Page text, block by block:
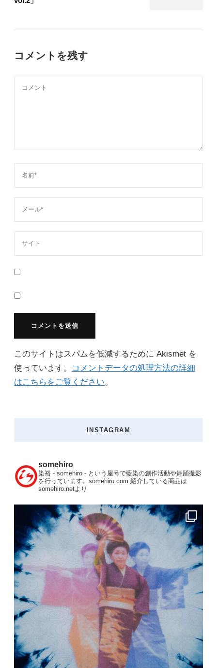
コメントを残す
このサイトはスパムを低減するために Akismet を
使っています。
コメントデータの処理方法の詳細
はこちらをご覧ください。
INSTAGRAM
somehiro
染裕 - somehiro - という屋号で藍染の創作活動や舞踊撮影
を行っています。somehiro.com 紹介している商品は
somehiro.netより